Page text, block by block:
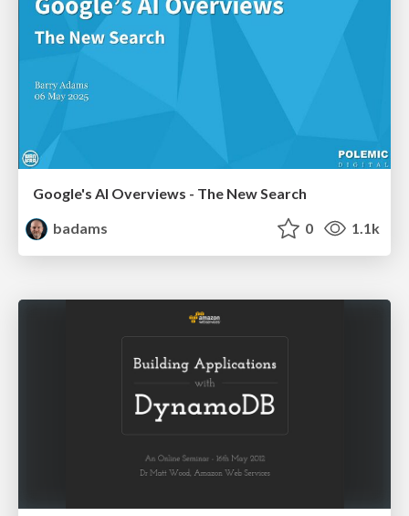
Google's AI Overviews - The New Search
badams
0 1.1k